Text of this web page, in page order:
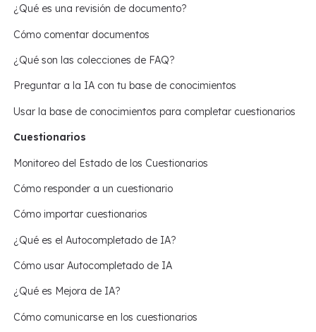
¿Qué es una revisión de documento?
Cómo comentar documentos
¿Qué son las colecciones de FAQ?
Preguntar a la IA con tu base de conocimientos
Usar la base de conocimientos para completar cuestionarios
Cuestionarios
Monitoreo del Estado de los Cuestionarios
Cómo responder a un cuestionario
Cómo importar cuestionarios
¿Qué es el Autocompletado de IA?
Cómo usar Autocompletado de IA
¿Qué es Mejora de IA?
Cómo comunicarse en los cuestionarios